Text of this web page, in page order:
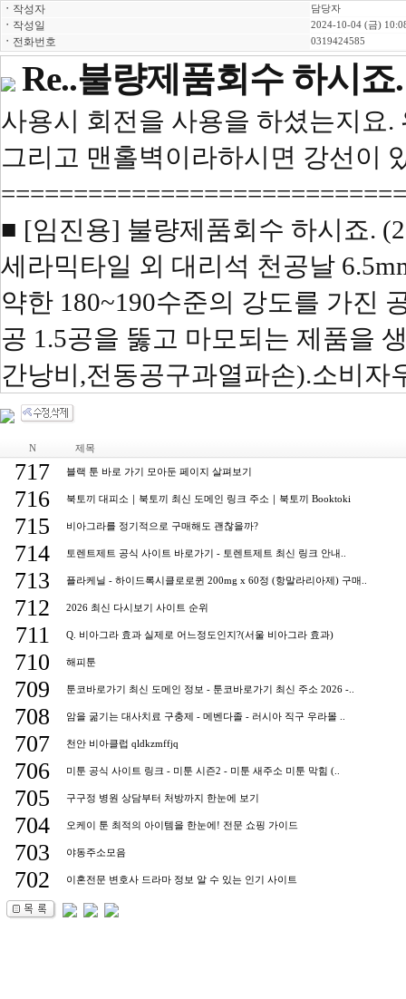
ㆍ 작성자 담당자
ㆍ 작성일 2024-10-04 (금)
ㆍ 전화번호 0319424585
Re..불량제품회수 하시죠.
사용시 회전을 사용을 하셨는지요
그리고 맨홀벽이라하시면 강선이
■ [임진용] 불량제품회수 하시죠.
세라믹타일 외 대리석 천공날
약한 180~190수준의 강도를 가진
공 1.5공을 뚫고 마모되는 제품을
간낭비,전동공구과열파손).소비
N 제목
717 블랙 툰 바로 가기 모아둔 페이지 살펴보기
716 북토끼 대피소｜북토끼 최신 도메인 링크 주소｜북토끼 Booktoki
715 비아그라를 정기적으로 구매해도 괜찮을까?
714 토렌트제트 공식 사이트 바로가기 - 토렌트제트 최신 링크 안내..
713 플라케닐 - 하이드록시클로로퀸 200mg x 60정 (항말라리아제) 구매..
712 2026 최신 다시보기 사이트 순위
711 Q. 비아그라 효과 실제로 어느정도인지?(서울 비아그라 효과)
710 해피툰
709 툰코바로가기 최신 도메인 정보 - 툰코바로가기 최신 주소 2026 -..
708 암을 굶기는 대사치료 구충제 - 메벤다졸 - 러시아 직구 우라몰 ..
707 천안 비아클럽 qldkzmffjq
706 미툰 공식 사이트 링크 - 미툰 시즌2 - 미툰 새주소 미툰 막힘 (..
705 구구정 병원 상담부터 처방까지 한눈에 보기
704 오케이 툰 최적의 아이템을 한눈에! 전문 쇼핑 가이드
703 야동주소모음
702 이혼전문 변호사 드라마 정보 알 수 있는 인기 사이트